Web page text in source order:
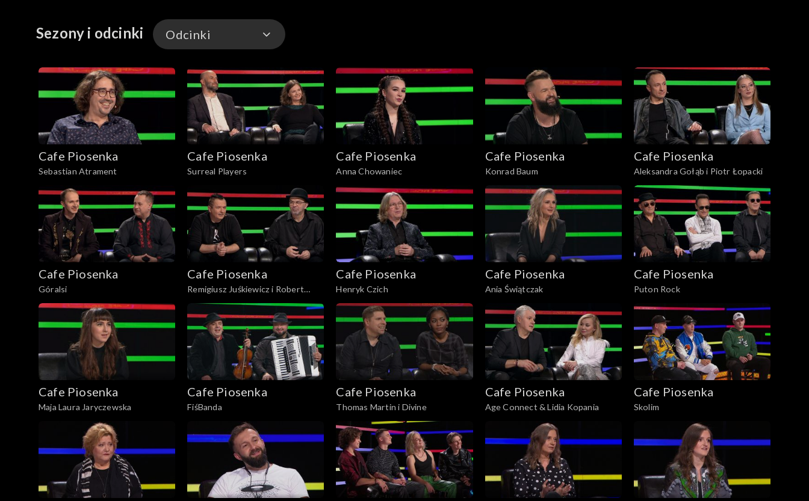
Sezony i odcinki Odcinki
Odcinki
Cafe Piosenka
Sebastian Atrament
Cafe Piosenka
Surreal Players
Cafe Piosenka
Anna Chowaniec
Cafe Piosenka
Konrad Baum
Cafe Piosenka
Aleksandra Gołąb i Piotr Łopacki
Cafe Piosenka
Góralsi
Cafe Piosenka
Remigiusz Juśkiewicz i Robert
Madziarz
Cafe Piosenka
Henryk Czich
Cafe Piosenka
Ania Świątczak
Cafe Piosenka
Puton Rock
Cafe Piosenka
Maja Laura Jaryczewska
Cafe Piosenka
FiśBanda
Cafe Piosenka
Thomas Martin i Divine
Cafe Piosenka
Age Connect & Lidia Kopania
Cafe Piosenka
Skolim